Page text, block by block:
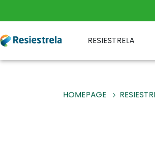
RESIESTRELA
HOMEPAGE